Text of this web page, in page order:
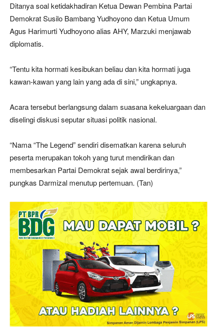
Ditanya soal ketidakhadiran Ketua Dewan Pembina Partai
Demokrat Susilo Bambang Yudhoyono dan Ketua Umum
Agus Harimurti Yudhoyono alias AHY, Marzuki menjawab
diplomatis.
“Tentu kita hormati kesibukan beliau dan kita hormati juga
kawan-kawan yang lain yang ada di sini,” ungkapnya.
Acara tersebut berlangsung dalam suasana kekeluargaan dan
diselingi diskusi seputar situasi politik nasional.
“Nama “The Legend” sendiri disematkan karena seluruh
peserta merupakan tokoh yang turut mendirikan dan
membesarkan Partai Demokrat sejak awal berdirinya,”
pungkas Darmizal menutup pertemuan. (Tan)